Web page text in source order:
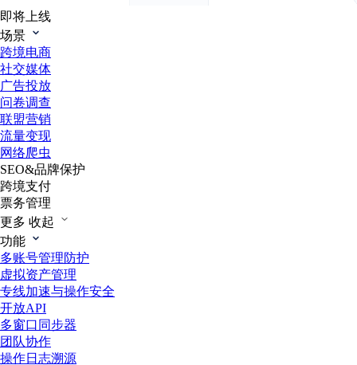
即将上线
场景
跨境电商
社交媒体
广告投放
问卷调查
联盟营销
流量变现
网络爬虫
SEO&品牌保护
跨境支付
票务管理
更多 收起
功能
多账号管理防护
虚拟资产管理
专线加速与操作安全
开放API
多窗口同步器
团队协作
操作日志溯源